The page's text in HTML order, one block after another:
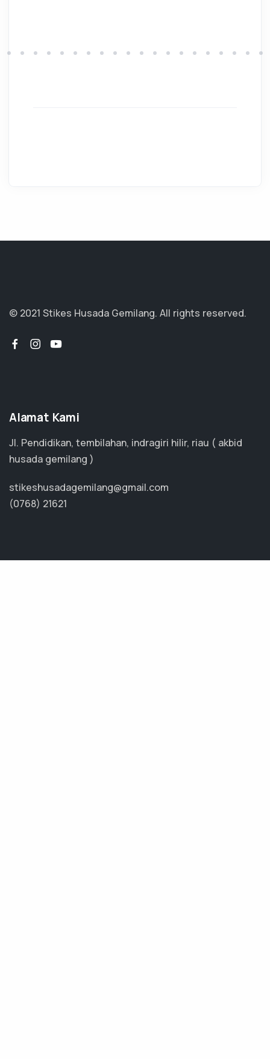
© 2021 Stikes Husada Gemilang. All rights reserved.
Alamat Kami
Jl. Pendidikan, tembilahan, indragiri hilir, riau ( akbid
husada gemilang )
stikeshusadagemilang@gmail.com
(0768) 21621